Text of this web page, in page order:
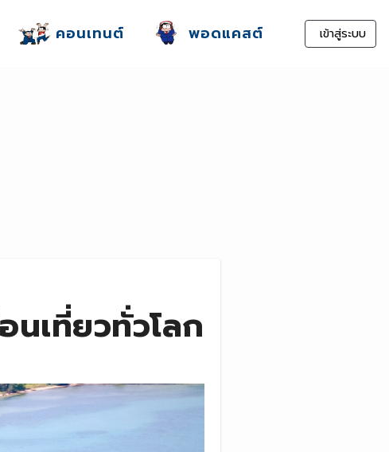
คอนเทนต์ พอดแคสต์ เข้าสู่ระบบ
นเที่ยวทั่วโลก